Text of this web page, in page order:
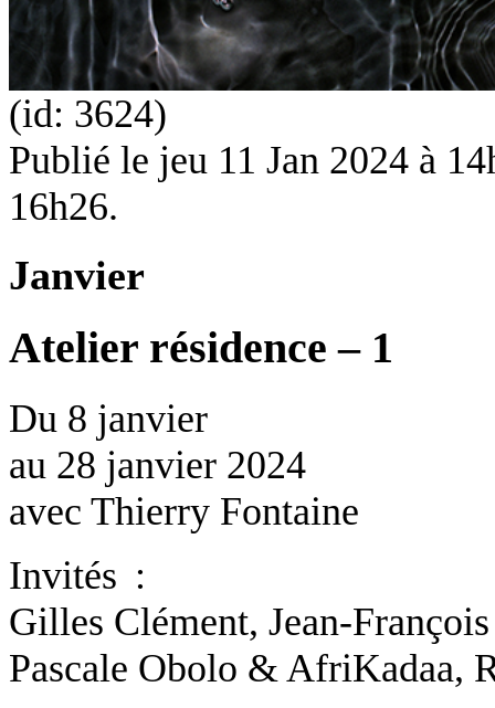
(id: 3624)
Publié le jeu 11 Jan 2024 à
16h26.
Janvier
Atelier résidence – 1
Du 8 janvier
au 28 janvier 2024
avec Thierry Fontaine
Invités :
Gilles Clément, Jean-
Pascale Obolo & AfriKadaa,